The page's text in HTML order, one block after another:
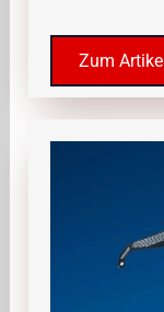
Zum Artikel